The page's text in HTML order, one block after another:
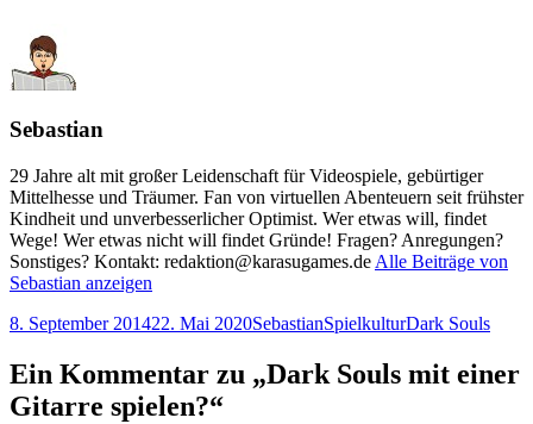
Sebastian
29 Jahre alt mit großer Leidenschaft für Videospiele, gebürtiger
Mittelhesse und Träumer. Fan von virtuellen Abenteuern seit frühster
Kindheit und unverbesserlicher Optimist. Wer etwas will, findet
Wege! Wer etwas nicht will findet Gründe! Fragen? Anregungen?
Sonstiges? Kontakt: redaktion@karasugames.de Alle Beiträge von
Sebastian anzeigen
Veröffentlicht
8. September 201422. Mai 2020Autor
SebastianKategorien
SpielkulturSchlagwörter
Dark Souls
Ein Kommentar zu „Dark Souls mit einer
Gitarre spielen?“